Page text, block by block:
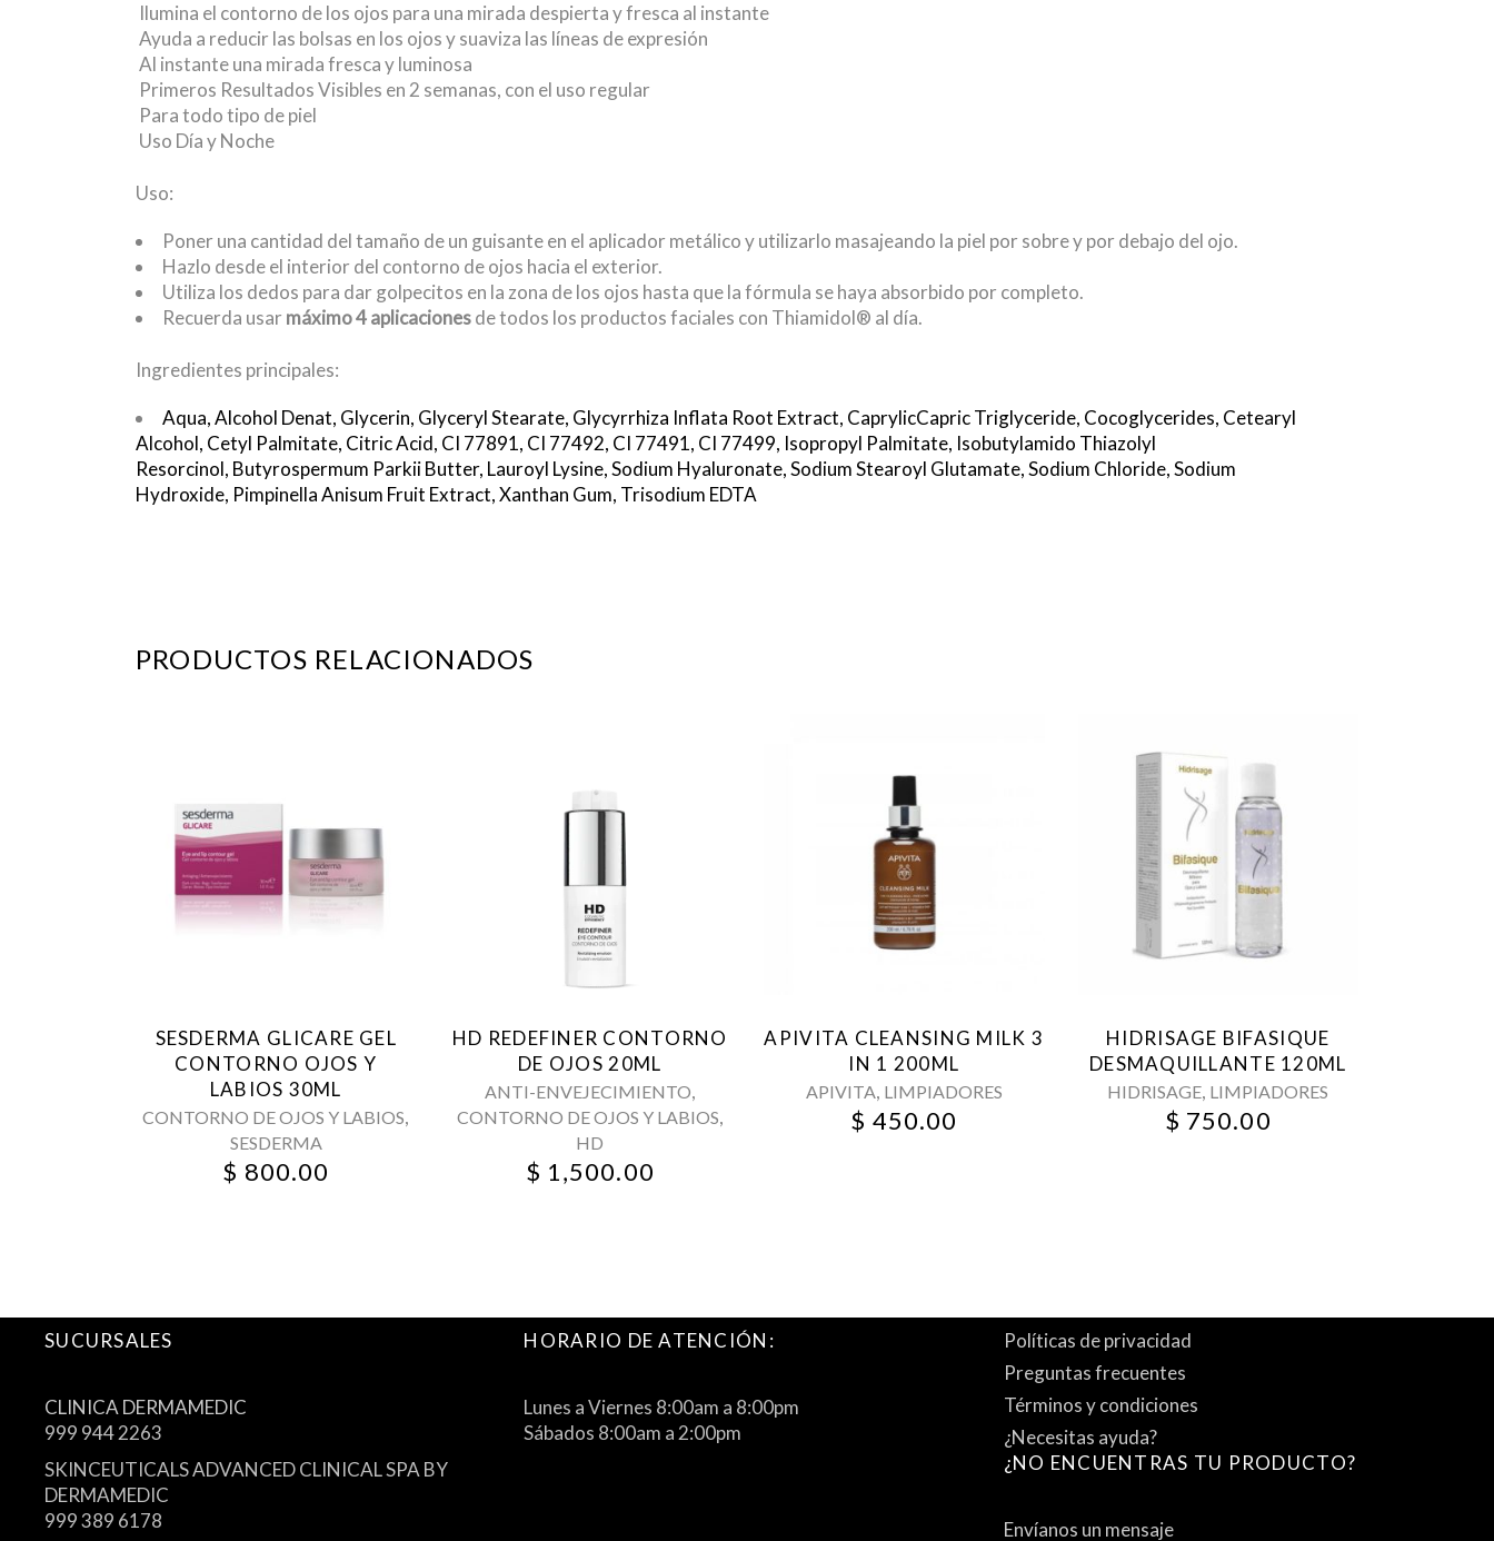
Ilumina el contorno de los ojos para una mirada despierta y fresca al instante
Ayuda a reducir las bolsas en los ojos y suaviza las líneas de expresión
Al instante una mirada fresca y luminosa
Primeros Resultados Visibles en 2 semanas, con el uso regular
Para todo tipo de piel
Uso Día y Noche
Uso:
Poner una cantidad del tamaño de un guisante en el aplicador metálico y utilizarlo masajeando la piel por sobre y por debajo del ojo.
Hazlo desde el interior del contorno de ojos hacia el exterior.
Utiliza los dedos para dar golpecitos en la zona de los ojos hasta que la fórmula se haya absorbido por completo.
Recuerda usar máximo 4 aplicacionesde todos los productos faciales con Thiamidol® al día.
Ingredientes principales:
Aqua,Alcohol Denat, Glycerin, Glyceryl Stearate, Glycyrrhiza Inflata Root Extract, CaprylicCapric Triglyceride, Cocoglycerides, Cetearyl
Alcohol, Cetyl Palmitate, Citric Acid, CI 77891, CI 77492, CI 77491, CI 77499, Isopropyl Palmitate, Isobutylamido Thiazolyl
Resorcinol, Butyrospermum Parkii Butter, Lauroyl Lysine,Sodium Hyaluronate,Sodium Stearoyl Glutamate,Sodium Chloride,Sodium
Hydroxide, Pimpinella Anisum Fruit Extract,Xanthan Gum, Trisodium EDTA
PRODUCTOS RELACIONADOS
SESDERMA GLICARE GEL
CONTORNO OJOS Y
LABIOS 30ML
CONTORNO DE OJOS Y LABIOS,
SESDERMA
$ 800.00
HD REDEFINER CONTORNO
DE OJOS 20ML
ANTI-ENVEJECIMIENTO,
CONTORNO DE OJOS Y LABIOS,
HD
$ 1,500.00
APIVITA CLEANSING MILK 3
IN 1 200ML
APIVITA, LIMPIADORES
$ 450.00
HIDRISAGE BIFASIQUE
DESMAQUILLANTE 120ML
HIDRISAGE, LIMPIADORES
$ 750.00
SUCURSALES
CLINICA DERMAMEDIC
999 944 2263
SKINCEUTICALS ADVANCED CLINICAL SPA BY
DERMAMEDIC
999 389 6178
HORARIO DE ATENCIÓN:
Lunes a Viernes 8:00am a 8:00pm
Sábados 8:00am a 2:00pm
Políticas de privacidad
Preguntas frecuentes
Términos y condiciones
¿Necesitas ayuda?
¿NO ENCUENTRAS TU PRODUCTO?
Envíanos un mensaje